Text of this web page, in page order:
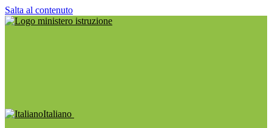
Salta al contenuto
Italiano